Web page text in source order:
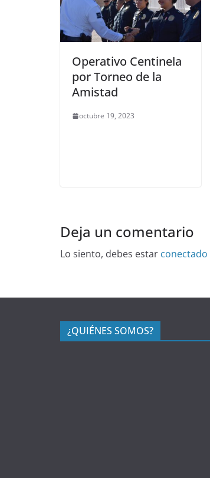
Operativo Centinela
por Torneo de la
Amistad
octubre 19, 2023
Deja un comentario
Lo siento, debes estar conectado
¿QUIÉNES SOMOS?